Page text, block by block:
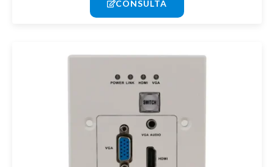
CONSULTA